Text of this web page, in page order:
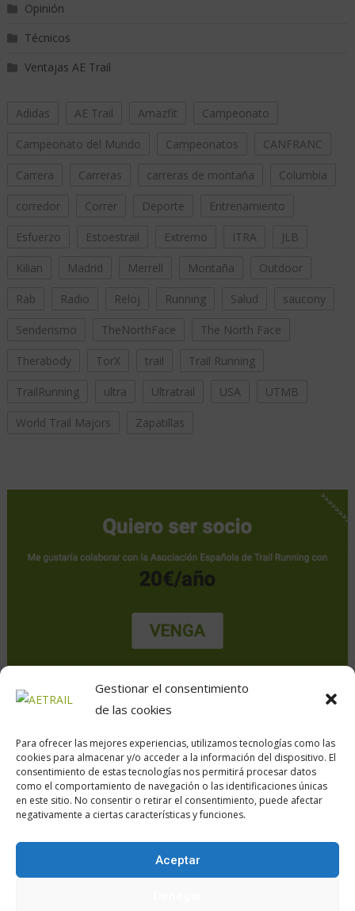
Gestionar el consentimiento
de las cookies
Para ofrecer las mejores experiencias, utilizamos tecnologías como las
cookies para almacenar y/o acceder a la información del dispositivo. El
consentimiento de estas tecnologías nos permitirá procesar datos
como el comportamiento de navegación o las identificaciones únicas
en este sitio. No consentir o retirar el consentimiento, puede afectar
negativamente a ciertas características y funciones.
Aceptar
Opinión
Técnicos
Ventajas AE Trail
Adidas AE Trail Amazfit Campeonato
Campeonato del Mundo Campeonatos CANFRANC
Carrera Carreras carreras de montaña Columbia
corredor Correr Deporte Entrenamiento
Esfuerzo Estoestrail Extremo ITRA JLB
Kilian Madrid Merrell Montaña Outdoor
Rab Radio Reloj Running Salud saucony
Senderismo TheNorthFace The North Face
Therabody TorX trail Trail Running
TrailRunning ultra Ultratrail USA UTMB
World Trail Majors Zapatillas
Calle Daoiz, 12, Madrid